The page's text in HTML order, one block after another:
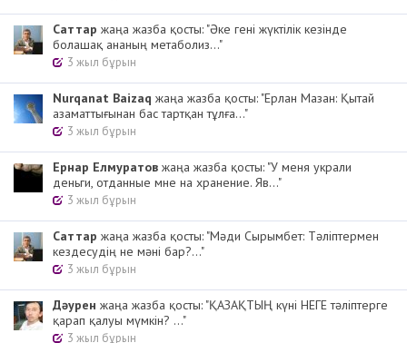
Cаттар жаңа жазба қосты: "Әке гені жүктілік кезінде
болашақ ананың метаболиз..."
3 жыл бұрын
Nurqanat Baizaq жаңа жазба қосты: "Ерлан Мазан: Қытай
азаматтығынан бас тартқан тұлға..."
3 жыл бұрын
Ернар Елмуратов жаңа жазба қосты: "У меня украли
деньги, отданные мне на хранение. Яв..."
3 жыл бұрын
Cаттар жаңа жазба қосты: "Мәди Сырымбет: Тәліптермен
кездесудің не мәні бар?..."
3 жыл бұрын
Дәурен жаңа жазба қосты: "ҚАЗАҚТЫҢ күні НЕГЕ тәліптерге
қарап қалуы мүмкін? ..."
3 жыл бұрын